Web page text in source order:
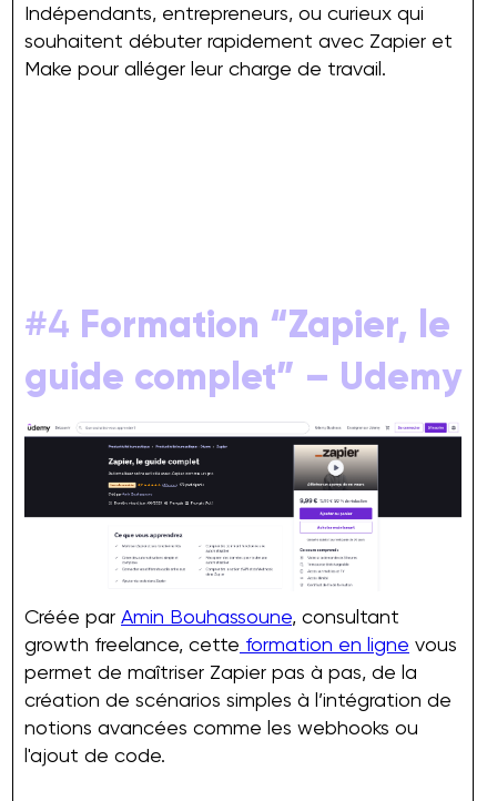
Indépendants, entrepreneurs, ou curieux qui
souhaitent débuter rapidement avec Zapier et
Make pour alléger leur charge de travail.
#4 Formation “Zapier, le
guide complet” – Udemy
Créée par Amin Bouhassoune, consultant
growth freelance, cette formation en ligne vous
permet de maîtriser Zapier pas à pas, de la
création de scénarios simples à l’intégration de
notions avancées comme les webhooks ou
l'ajout de code.